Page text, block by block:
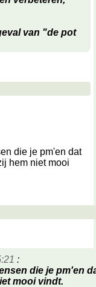
van "de pot
die je pm'en dat
hem niet mooi
:
die je pm'en
mooi vindt.